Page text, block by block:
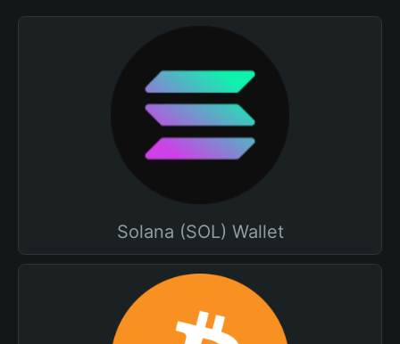
Solana (SOL) Wallet